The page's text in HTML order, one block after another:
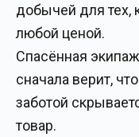
добычей для тех,
любой ценой.
Спасённая
сначала верит,
заботой
товар.